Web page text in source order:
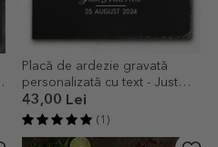
Placă de ardezie gravată
personalizată cu text - Just
married
43,00 Lei
(1)